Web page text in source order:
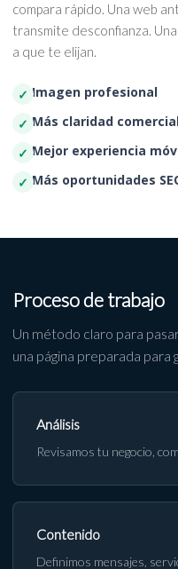
compara rápido. Una web
transmite desconfianza.
a que te elijan.
Imagen profesional
Más claridad
Mejor experiencia
Más oportunidades
Proceso de trabajo
Un método claro para
una página preparada para
Análisis
Revisamos tu negocio,
Contenido
Definimos mensajes,